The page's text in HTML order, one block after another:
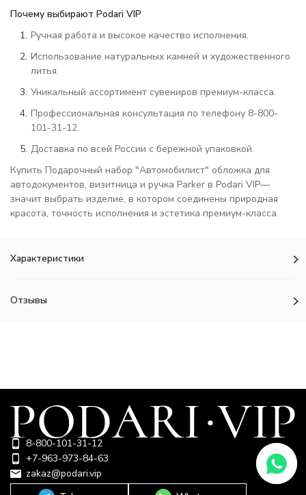
Почему выбирают Podari VIP
Ручная работа и высокое качество исполнения.
Использование натуральных камней и художественного
литья.
Уникальный ассортимент сувениров премиум-класса.
Профессиональная консультация по телефону 8-800-
101-31-12.
Доставка по всей России с бережной упаковкой.
Купить Подарочный набор "Автомобилист" обложка для
автодокументов, визитница и ручка Parker в Podari VIP—
значит выбрать изделие, в котором соединены природная
красота, точность исполнения и эстетика премиум-класса.
Характеристики
Отзывы
8-800-101-31-12
+7-963-973-84-63
zakaz@podari.vip